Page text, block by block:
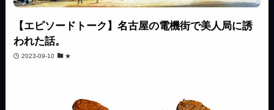
【エピソードトーク】名古屋の電機街で美人局に誘
われた話。
2023-09-10 ★